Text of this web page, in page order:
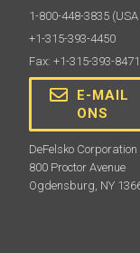
1-800-448-3835
+1-315-393-4450
Fax: +1-315-393-8471
E-MAIL
ONS
DeFelsko Corporation
800 Proctor Avenue
Ogdensburg, NY